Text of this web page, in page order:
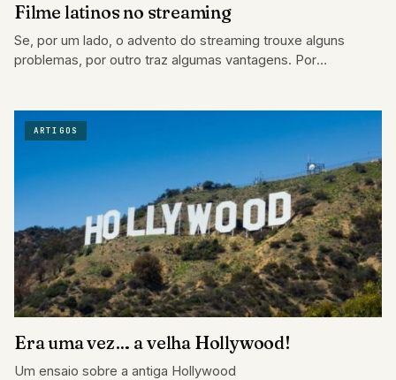
Filme latinos no streaming
Se, por um lado, o advento do streaming trouxe alguns
problemas, por outro traz algumas vantagens. Por
ARTIGOS
Era uma vez… a velha Hollywood!
Um ensaio sobre a antiga Hollywood